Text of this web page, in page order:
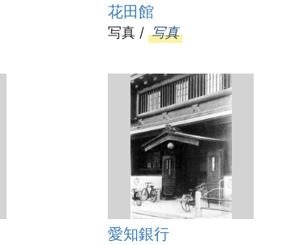
花田館
写真 / 写真
愛知銀行